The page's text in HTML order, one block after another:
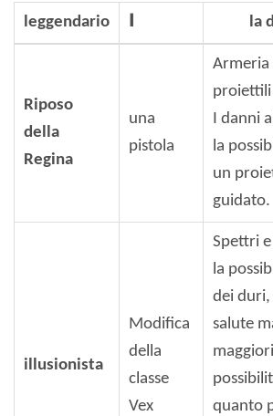
leggendario ا la
Riposo
della
Regina
una
pistola
Armeria
proiettili
I ​​danni
la
un
guidato.
illusionista
Modifica
della
classe
Vex
Spettri
la
dei
salute
quanto